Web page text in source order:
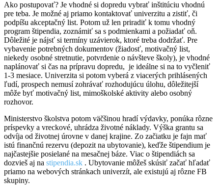
Ako postupovať? Je vhodné si dopredu vybrať inštitúciu vhodnú
pre teba. Je možné aj priamo kontaktovať univerzitu a zistiť, či
podpíšu akceptačný list. Potom už len priradiť k tomu vhodný
program štipendia, zoznámiť sa s podmienkami a požiadať oň.
Dôležité je nájsť si termíny uzávierok, ktoré treba dodržať. Pre
vybavenie potrebných dokumentov (žiadosť, motivačný list,
niekedy osobné stretnutie, potvrdenie o návšteve školy), je vhodné
naplánovať si čas na prípravu dopredu, je ideálne si na to vyčleniť
1-3 mesiace. Univerzita si potom vyberá z viacerých prihlásených
ľudí, prospech nemusí zohrávať rozhodujúcu úlohu, dôležitejší
môže byť motivačný list, mimoškolské aktivity alebo osobný
rozhovor.
Ministerstvo školstva potom väčšinou hradí výdavky, ponúka rôzne
príspevky a vreckové, uhrádza životné náklady. Výška grantu sa
odvíja od životnej úrovne v danej krajine. Zo začiatku je fajn mať
istú finančnú rezervu (depozit na ubytovanie), keďže štipendium je
najčastejšie posielané na mesačnej báze. Viac o štipendiách sa
dozvieš aj na stipendia.sk . Ubytovanie môžeš skúsiť začať hľadať
priamo na webových stránkach univerzít, ale existujú aj rôzne FB
skupiny.